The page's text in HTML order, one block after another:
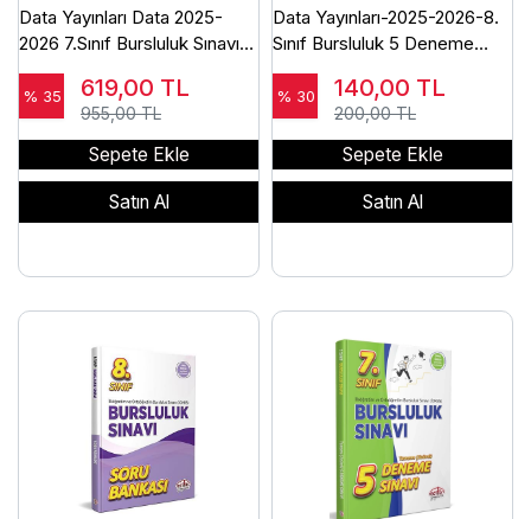
Data Yayınları Data 2025-
2026 7.Sınıf Bursluluk Sınavı
Konu+Soru+5 Deneme+Kurul
3 Deneme Seti
% 35 619,00 TL
955,00 TL
Sepete Ekle
Satın Al
Data Yayınları-2025-2026-8.
Sınıf Bursluluk 5 Deneme
Sınavı
% 30 140,00 TL
200,00 TL
Sepete Ekle
Satın Al